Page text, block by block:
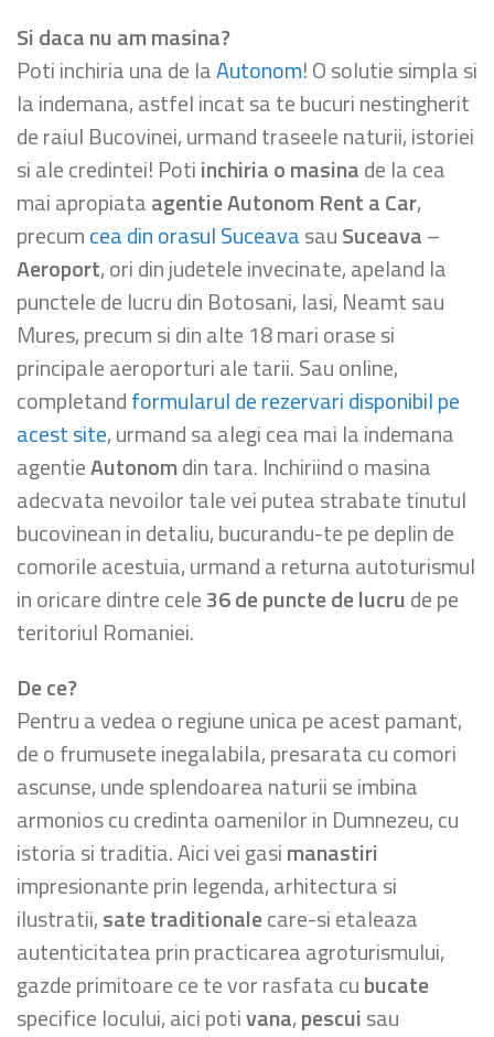
Si daca nu am masina?
Poti inchiria una de laAutonom! O solutie simpla si
la indemana, astfel incat sa te bucuri nestingherit
de raiul Bucovinei, urmand traseele naturii, istoriei
si ale credintei! Potiinchiria o masinade la cea
mai apropiataagentie Autonom Rent a Car,
precumcea din orasul SuceavasauSuceava–
Aeroport, ori din judetele invecinate, apeland la
punctele de lucru din Botosani, Iasi, Neamt sau
Mures, precum si din alte 18 mari orase si
principale aeroporturi ale tarii. Sau online,
completandformularul de rezervari disponibil pe
acest site, urmand sa alegi cea mai la indemana
agentieAutonomdin tara. Inchiriind o masina
adecvata nevoilor tale vei putea strabate tinutul
bucovinean in detaliu, bucurandu-te pe deplin de
comorile acestuia, urmand a returna autoturismul
in oricare dintre cele36 de puncte de lucrude pe
teritoriul Romaniei.
De ce?
Pentru a vedea o regiune unica pe acest pamant,
de o frumusete inegalabila, presarata cu comori
ascunse, unde splendoarea naturii se imbina
armonios cu credinta oamenilor in Dumnezeu, cu
istoria si traditia. Aici vei gasimanastiri
impresionante prin legenda, arhitectura si
ilustratii,sate traditionalecare-si etaleaza
autenticitatea prin practicarea agroturismului,
gazde primitoare ce te vor rasfata cubucate
specifice locului, aici potivana,pescuisau